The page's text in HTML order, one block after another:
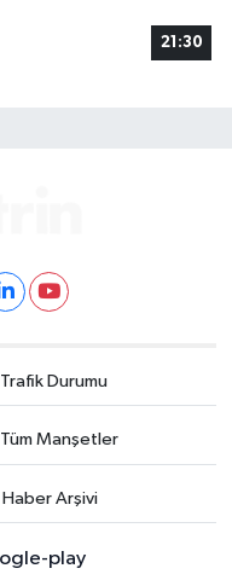
21:30
Trafik Durumu
Tüm Manşetler
Haber Arşivi